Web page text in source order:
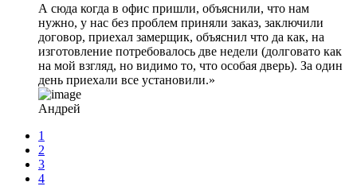
А сюда когда в офис пришли, объяснили, что нам
нужно, у нас без проблем приняли заказ, заключили
договор, приехал замерщик, объяснил что да как, на
изготовление потребовалось две недели (долговато как
на мой взгляд, но видимо то, что особая дверь). За один
день приехали все установили.
Андрей
1
2
3
4